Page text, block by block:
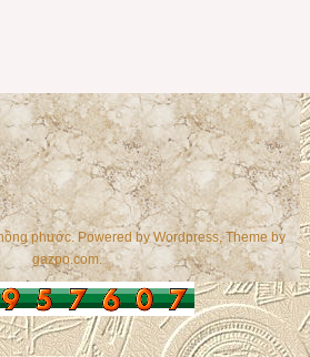
phước. Powered byWordpress, Theme by
gazpo.com.